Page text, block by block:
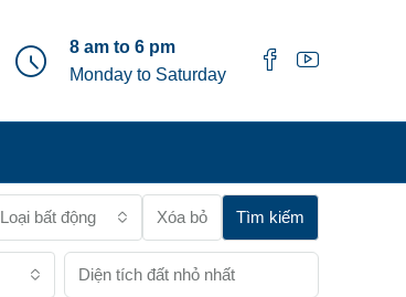
8 am to 6 pm
Monday to Saturday
Loại bất động sản Xóa bỏ Tìm kiếm